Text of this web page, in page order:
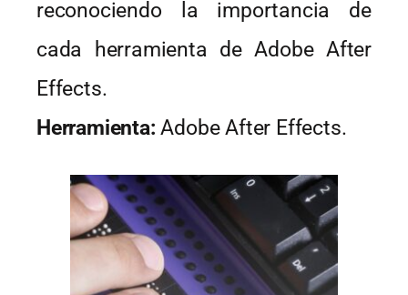
reconociendo la importancia de
cada herramienta de Adobe After
Effects.
Herramienta: Adobe After Effects.